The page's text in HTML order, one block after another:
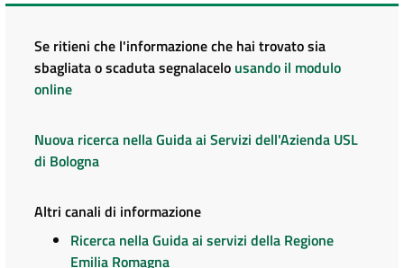
Se ritieni che l'informazione che hai trovato sia
sbagliata o scaduta segnalacelo usando il modulo
online
Nuova ricerca nella Guida ai Servizi dell'Azienda USL
di Bologna
Altri canali di informazione
Ricerca nella Guida ai servizi della Regione
Emilia Romagna